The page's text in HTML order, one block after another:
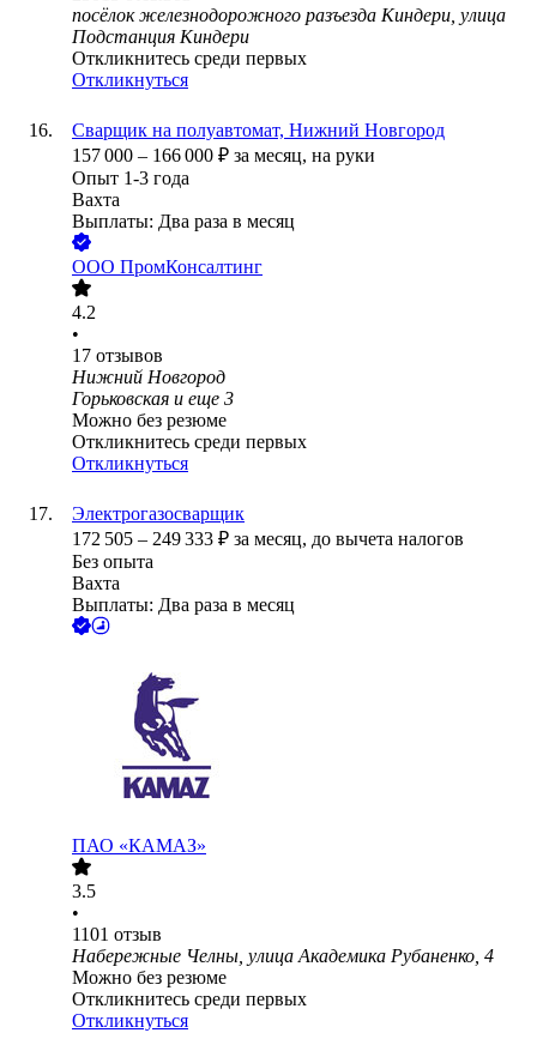
посёлок железнодорожного разъезда Киндери, улица
Подстанция Киндери
Откликнитесь среди первых
Откликнуться
Сварщик на полуавтомат, Нижний Новгород
157 000 – 166 000 ₽ за месяц, на руки
Опыт 1-3 года
Вахта
Выплаты: Два раза в месяц
ООО ПромКонсалтинг
4.2
•
17 отзывов
Нижний Новгород
Горьковская и еще 3
Можно без резюме
Откликнитесь среди первых
Откликнуться
Электрогазосварщик
172 505 – 249 333 ₽ за месяц, до вычета налогов
Без опыта
Вахта
Выплаты: Два раза в месяц
ПАО «КАМАЗ»
3.5
•
1101 отзыв
Набережные Челны, улица Академика Рубаненко, 4
Можно без резюме
Откликнитесь среди первых
Откликнуться